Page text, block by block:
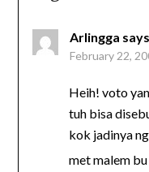
Arlingga
February 22,
Heih! voto
tuh bisa
kok jadinya
met malem